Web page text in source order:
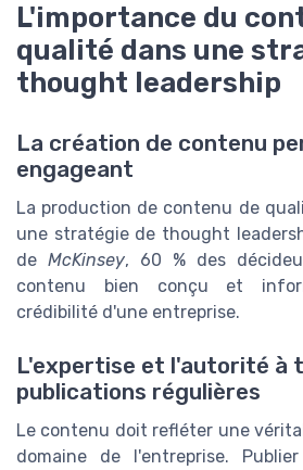
L'importance du
qualité dans une
thought leadership
La création de contenu
engageant
La production de contenu de
une stratégie de thought
de McKinsey, 60 % des
contenu bien conçu et
crédibilité d'une entreprise.
L'expertise et l'autorité à
publications régulières
Le contenu doit refléter une
domaine de l'entreprise.